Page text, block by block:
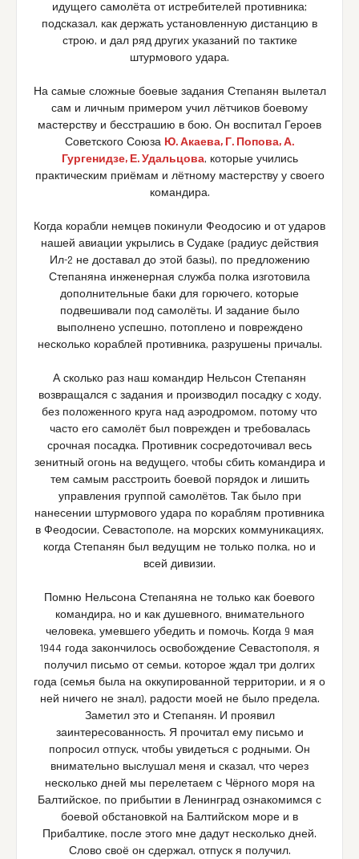
идущего самолёта от истребителей противника;
подсказал, как держать установленную дистанцию в
строю, и дал ряд других указаний по тактике
штурмового удара.
На самые сложные боевые задания Степанян вылетал
сам и личным примером учил лётчиков боевому
мастерству и бесстрашию в бою. Он воспитал Героев
Советского Союза Ю. Акаева, Г. Попова, А.
Гургенидзе, Е. Удальцова, которые учились
практическим приёмам и лётному мастерству у своего
командира.
Когда корабли немцев покинули Феодосию и от ударов
нашей авиации укрылись в Судаке (радиус действия
Ил-2 не доставал до этой базы), по предложению
Степаняна инженерная служба полка изготовила
дополнительные баки для горючего, которые
подвешивали под самолёты. И задание было
выполнено успешно, потоплено и повреждено
несколько кораблей противника, разрушены причалы.
А сколько раз наш командир Нельсон Степанян
возвращался с задания и производил посадку с ходу,
без положенного круга над аэродромом, потому что
часто его самолёт был поврежден и требовалась
срочная посадка. Противник сосредоточивал весь
зенитный огонь на ведущего, чтобы сбить командира и
тем самым расстроить боевой порядок и лишить
управления группой самолётов. Так было при
нанесении штурмового удара по кораблям противника
в Феодосии, Севастополе, на морских коммуникациях,
когда Степанян был ведущим не только полка, но и
всей дивизии.
Помню Нельсона Степаняна не только как боевого
командира, но и как душевного, внимательного
человека, умевшего убедить и помочь. Когда 9 мая
1944 года закончилось освобождение Севастополя, я
получил письмо от семьи, которое ждал три долгих
года (семья была на оккупированной территории, и я о
ней ничего не знал), радости моей не было предела.
Заметил это и Степанян. И проявил
заинтересованность. Я прочитал ему письмо и
попросил отпуск, чтобы увидеться с родными. Он
внимательно выслушал меня и сказал, что через
несколько дней мы перелетаем с Чёрного моря на
Балтийское, по прибытии в Ленинград ознакомимся с
боевой обстановкой на Балтийском море и в
Прибалтике, после этого мне дадут несколько дней.
Слово своё он сдержал, отпуск я получил.